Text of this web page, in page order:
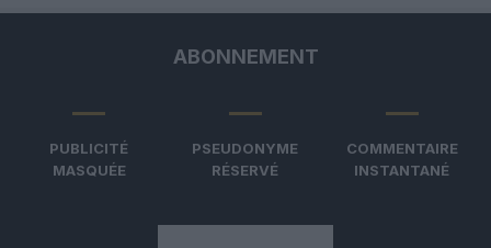
ABONNEMENT
PUBLICITÉ
MASQUÉE
PSEUDONYME
RÉSERVÉ
COMMENTAIRE
INSTANTANÉ